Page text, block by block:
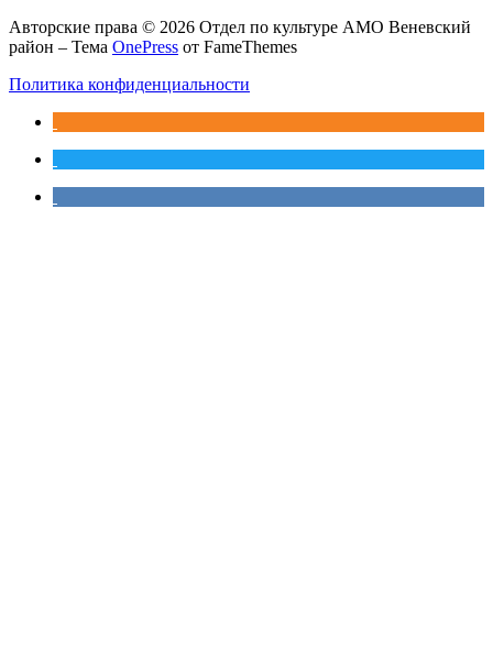
Авторские права © 2026 Отдел по культуре АМО Веневский
район – Тема OnePress от FameThemes
Политика конфиденциальности